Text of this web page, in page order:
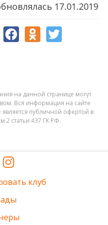
17.01.2019
на данной странице могут
Вся информация на сайте
публичной офертой в
2 статьи 437 ГК РФ.
клуб